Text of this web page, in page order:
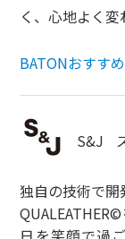
く、心地よく変
BATONおすす
S&J
独自の技術で